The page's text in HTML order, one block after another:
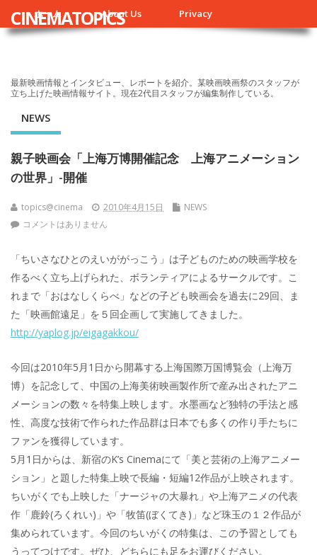
ホーム About Us Privacy
CINEMATOPICS
最新映画情報とインタビュー、レポートを紹介。某映画映画祭のスタッフが
立ち上げた映画情報サイト。現在2代目スタッフが編集制作している。
NEWS
親子映画会「上海万博開催記念 上海アニメーション
の世界」-開催
topics@cinema 2010年4月15日
NEWS
コメントはありません
「ちいさなひとのえいががっこう」は子どものための映画学校を
作るべく立ち上げられた、ボランティアによるサークルです。こ
れまで「おはなしくらべ」などの子ども映画会を過去に29回、ま
た「映画館遠足」を５回企画して実施してきました。
http://yaplog.jp/eigagakkou/
今回は2010年5月1日から開幕する上海国際万国博覧会（上海万
博）を記念して、中国の上海美術映画製作所で産み出されたアニ
メーションの数々を特集上映します。水墨画など独特の手法と感
性、高度な技術で作られた作品群は日本でも多くの作り手たちに
ファンを獲得しています。
5月1日からは、新宿のK’s Cinemaにて「美と芸術の上海アニメー
ション」と題した特集上映で長編・短編12作品が上映されます。
ちいがくでも上映した「ナージャの大暴れ」や上海アニメの代表
作「鹿鈴(ろくれい)」や「牧笛(ぼくてき)」など珠玉の１２作品が
集められています。今回のちいがくの特集は、この予習としても
うってつけです。ぜひ、どちらにも足をお運びください。